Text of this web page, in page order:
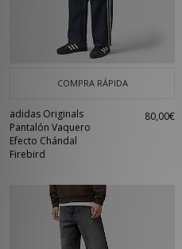
COMPRA RÁPIDA
adidas Originals
Pantalón Vaquero
Efecto Chándal
Firebird
80,00€